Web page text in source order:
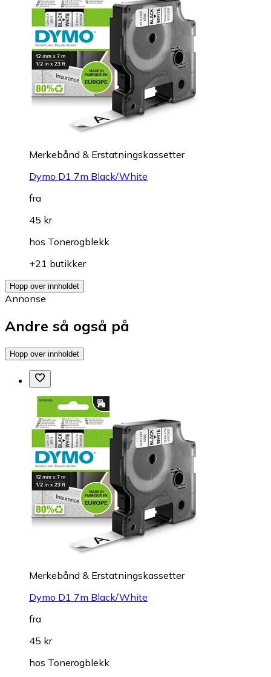
Merkebånd & Erstatningskassetter
Dymo D1 7m Black/White
fra
45 kr
hos Tonerogblekk
+21 butikker
Hopp over innholdet
Annonse
Andre så også på
Hopp over innholdet
Merkebånd & Erstatningskassetter
Dymo D1 7m Black/White
fra
45 kr
hos Tonerogblekk